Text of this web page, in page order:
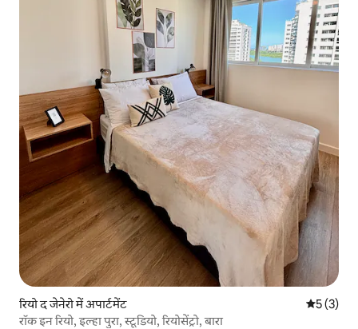
रियो द जेनेरो में अपार्टमेंट औसत रेटिंग
5 (3)
रॉक इन रियो, इल्हा पुरा, स्टूडियो, रियोसेंट्रो, बारा